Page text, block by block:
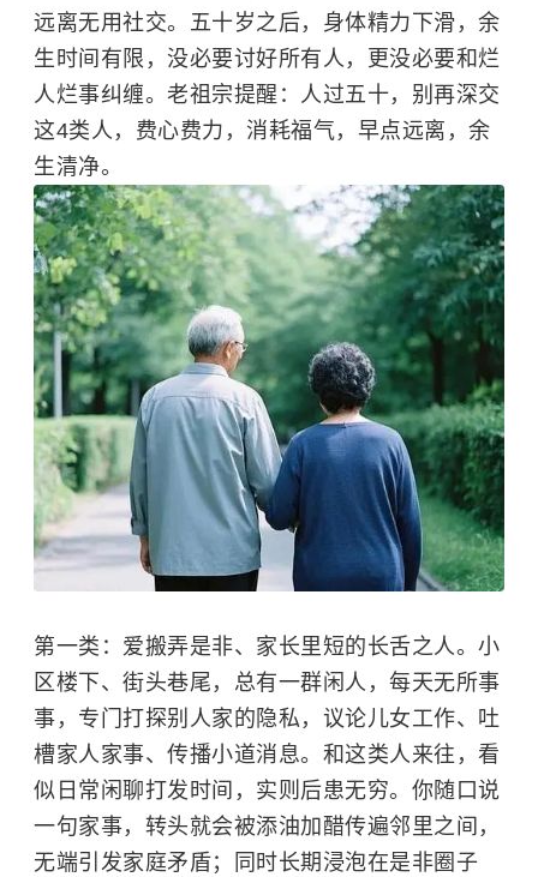
远离无用社交。五十岁之后，身体精力下滑，余
生时间有限，没必要讨好所有人，更没必要和烂
人烂事纠缠。老祖宗提醒：人过五十，别再深交
这4类人，费心费力，消耗福气，早点远离，余
生清净。
第一类：爱搬弄是非、家长里短的长舌之人。小
区楼下、街头巷尾，总有一群闲人，每天无所事
事，专门打探别人家的隐私，议论儿女工作、吐
槽家人家事、传播小道消息。和这类人来往，看
似日常闲聊打发时间，实则后患无穷。你随口说
一句家事，转头就会被添油加醋传遍邻里之间，
无端引发家庭矛盾；同时长期浸泡在是非圈子